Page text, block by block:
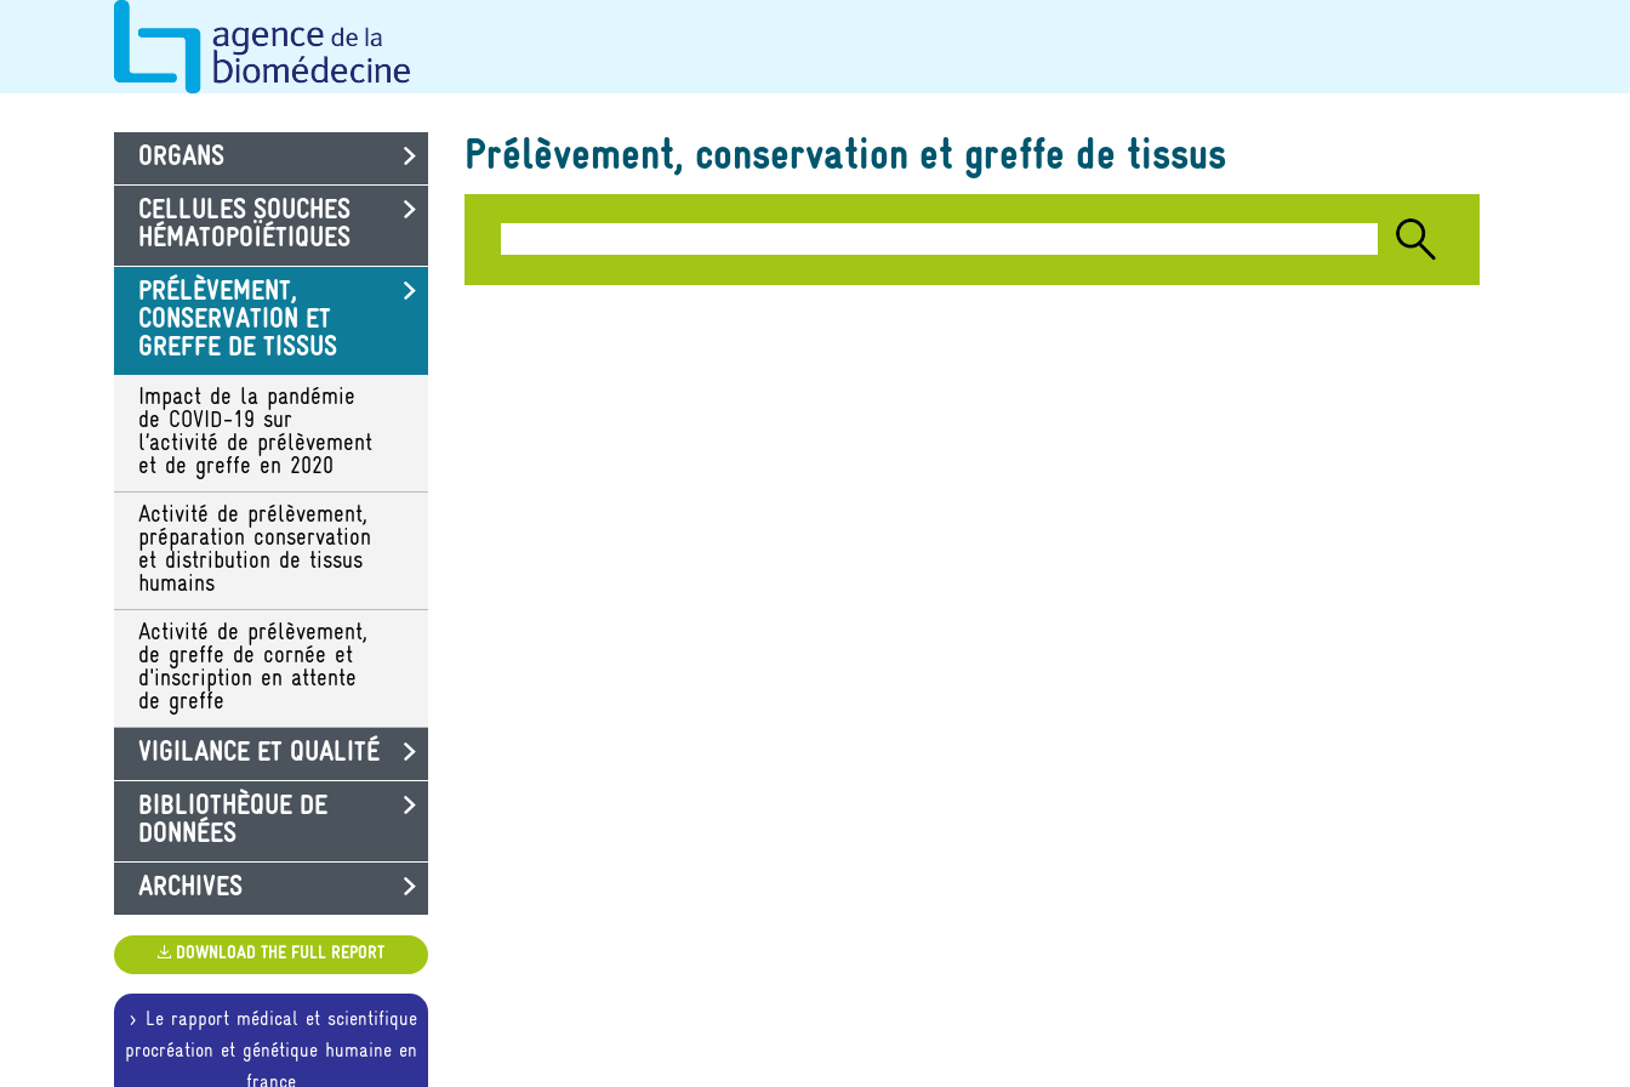
ORGANS
CELLULES SOUCHES
HÉMATOPOÏÉTIQUES
PRÉLÈVEMENT,
CONSERVATION ET
GREFFE DE TISSUS
Impact de la pandémie
de COVID-19 sur
l’activité de prélèvement
et de greffe en 2020
Activité de prélèvement,
préparation conservation
et distribution de tissus
humains
Activité de prélèvement,
de greffe de cornée et
d'inscription en attente
de greffe
VIGILANCE ET QUALITÉ
BIBLIOTHÈQUE DE
DONNÉES
ARCHIVES
DOWNLOAD THE FULL REPORT
Le rapport médical et scientifique
procréation et génétique humaine en
Prélèvement, conservation et greffe de tissus